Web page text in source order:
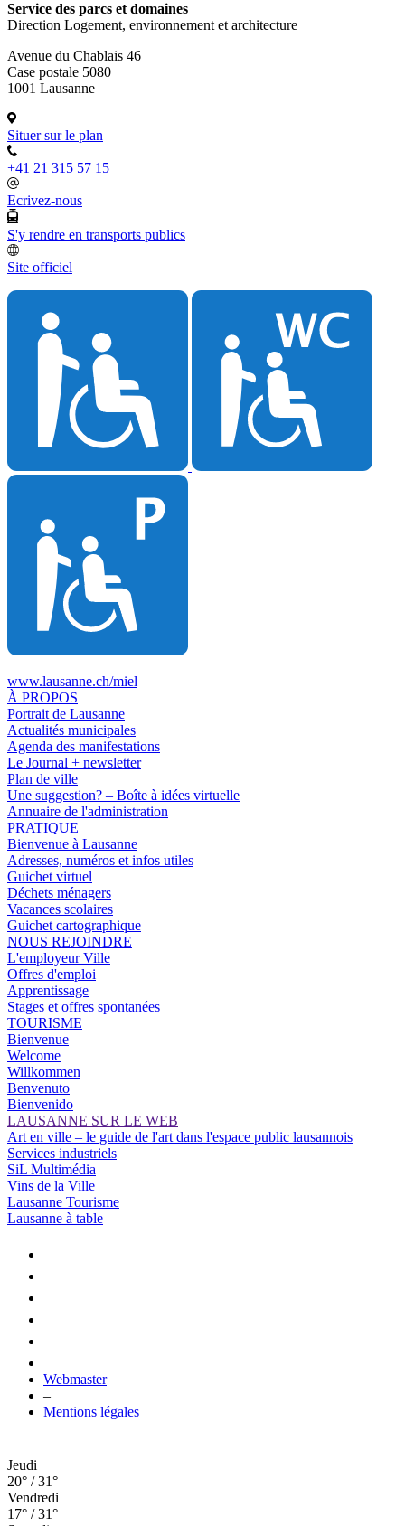
Service des parcs et domaines
Direction Logement, environnement et architecture
Avenue du Chablais 46
Case postale 5080
1001 Lausanne
Situer sur le plan
+41 21 315 57 15
Ecrivez-nous
S'y rendre en transports publics
Site officiel
www.lausanne.ch/miel
À PROPOS
Portrait de Lausanne
Actualités municipales
Agenda des manifestations
Le Journal + newsletter
Plan de ville
Une suggestion? – Boîte à idées virtuelle
Annuaire de l'administration
PRATIQUE
Bienvenue à Lausanne
Adresses, numéros et infos utiles
Guichet virtuel
Déchets ménagers
Vacances scolaires
Guichet cartographique
NOUS REJOINDRE
L'employeur Ville
Offres d'emploi
Apprentissage
Stages et offres spontanées
TOURISME
Bienvenue
Welcome
Willkommen
Benvenuto
Bienvenido
LAUSANNE SUR LE WEB
Art en ville – le guide de l'art dans l'espace public lausannois
Services industriels
SiL Multimédia
Vins de la Ville
Lausanne Tourisme
Lausanne à table
Webmaster
–
Mentions légales
Jeudi
20° / 31°
Vendredi
17° / 31°